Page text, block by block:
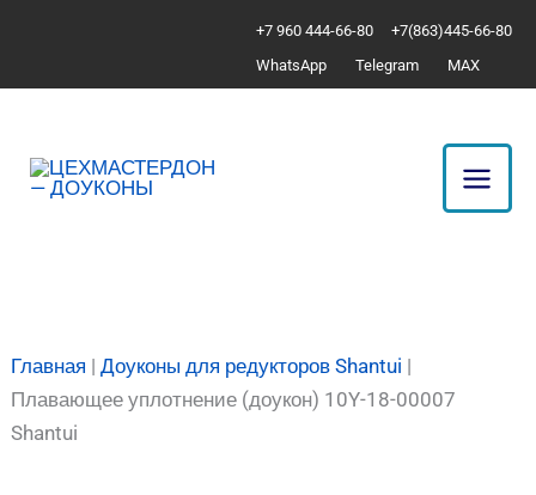
содержимому
+7 960 444-66-80
+7(863)445-66-80
WhatsApp
Telegram MAX
Главная |Доуконы для редукторов Shantui |
Плавающее уплотнение (доукон) 10Y-18-00007
Shantui
Плавающее
10Y-